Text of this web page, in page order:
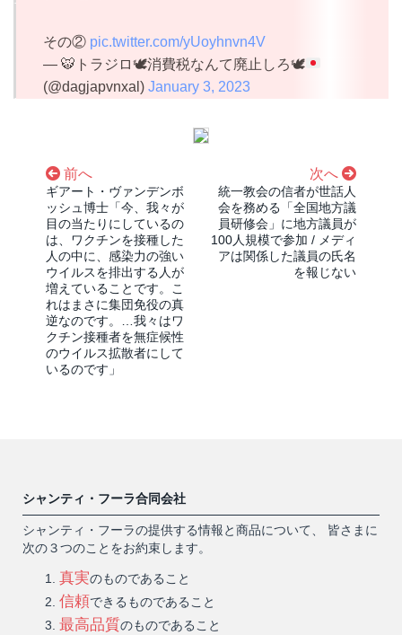
その② pic.twitter.com/yUoyhnvn4V
— 🐯 トラジロ🕊️消費税なんて廃止しろ🕊️
(@dagjapvnxal) January 3, 2023
前へ
ギアート・ヴァンデンボ
ッシュ博士「今、我々が
目の当たりにしているの
は、ワクチンを接種した
人の中に、感染力の強い
ウイルスを排出する人が
増えていることです。こ
れはまさに集団免役の真
逆なのです。…我々はワ
クチン接種者を無症候性
のウイルス拡散者にして
いるのです」
次へ
統一教会の信者が世話人
会を務める「全国地方議
員研修会」に地方議員が
100人規模で参加 / メディ
アは関係した議員の氏名
を報じない
シャンティ・フーラ合同会社
シャンティ・フーラの提供する情報と商品について、 皆さまに
次の３つのことをお約束します。
真実のものであること
信頼できるものであること
最高品質のものであること